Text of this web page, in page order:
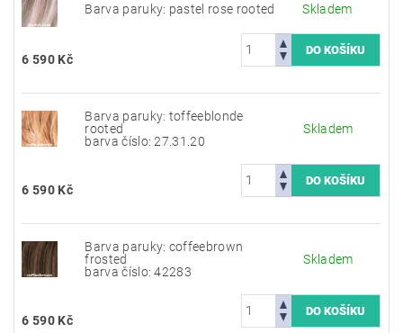
Barva paruky: pastel rose rooted Skladem
6 590 Kč
Barva paruky: toffeeblonde
rooted
barva číslo: 27.31.20
Skladem
6 590 Kč
Barva paruky: coffeebrown
frosted
barva číslo: 42283
Skladem
6 590 Kč